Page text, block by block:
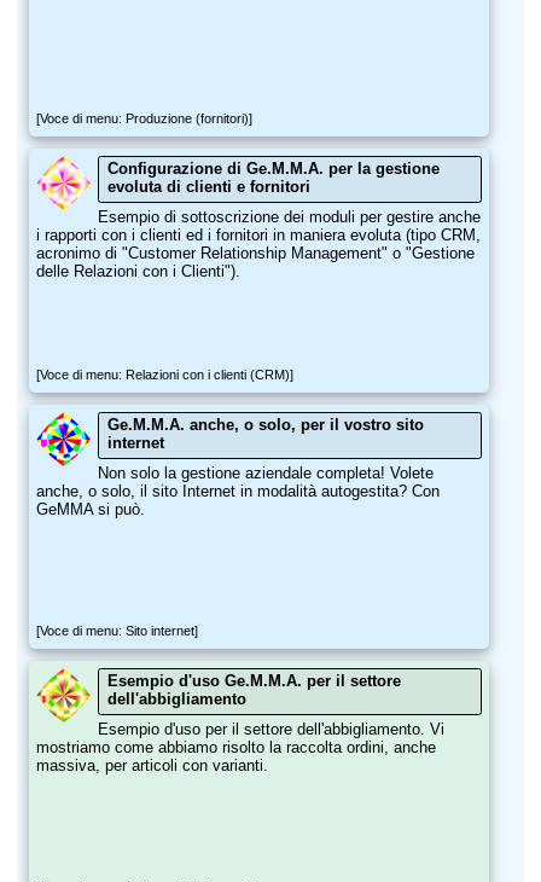
[Voce di menu: Produzione (fornitori)]
Configurazione di Ge.M.M.A. per la gestione
evoluta di clienti e fornitori
Esempio di sottoscrizione dei moduli per gestire anche
i rapporti con i clienti ed i fornitori in maniera evoluta (tipo CRM,
acronimo di "Customer Relationship Management" o "Gestione
delle Relazioni con i Clienti").
[Voce di menu: Relazioni con i clienti (CRM)]
Ge.M.M.A. anche, o solo, per il vostro sito
internet
Non solo la gestione aziendale completa! Volete
anche, o solo, il sito Internet in modalità autogestita? Con
GeMMA si può.
[Voce di menu: Sito internet]
Esempio d'uso Ge.M.M.A. per il settore
dell'abbigliamento
Esempio d'uso per il settore dell'abbigliamento. Vi
mostriamo come abbiamo risolto la raccolta ordini, anche
massiva, per articoli con varianti.